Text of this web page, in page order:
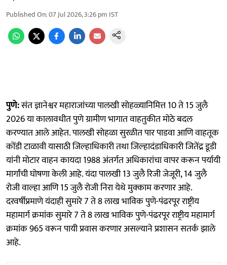
Published On:07 Jul 2026, 3:26 pm IST
पुणे:संत ज्ञानेश्वर महाराजांच्या पालखी सोहळ्यानिमित्त 10 ते 15 जुलै
2026 या कालावधीत पुणे ग्रामीण भागात वाहतुकीत मोठे बदल
करण्यात आले आहेत. पालखी सोहळा सुरळीत पार पाडवा आणि वाहतूक
कोंडी टाळावी यासाठी जिल्हाधिकारी तथा जिल्हादंडाधिकारी जितेंद्र डूडी
यांनी मोटार वाहन कायदा 1988 अंतर्गत अधिकारांचा वापर करून पर्यायी
मार्गांची घोषणा केली आहे. यंदा पालखी 13 जुलै रिजी जेजूरी, 14 जुलै
रोजी वाल्हा आणि 15 जुलै रोजी निरा येथे मुक्काम करणार आहे.
दरवर्षीप्रमाणे यंदाही सुमारे 7 ते 8 लाख भाविक पुणे-पंढरपूर राष्ट्रीय
महामार्ग क्रमांक सुमारे 7 ते 8 लाख भाविक पुणे-पंढरपूर राष्ट्रीय महामार्ग
क्रमांक 965 वरून पायी प्रवास करणार असल्याने प्रशासन सतर्क झाले
आहे.